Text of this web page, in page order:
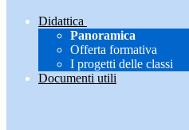
Didattica
Panoramica
Offerta formativa
I progetti delle classi
Documenti utili